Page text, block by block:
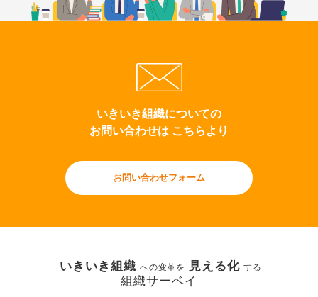
いきいき組織についての
お問い合わせは こちらより
お問い合わせフォーム
いきいき組織 への変革を 見える化 する
組織サーベイ